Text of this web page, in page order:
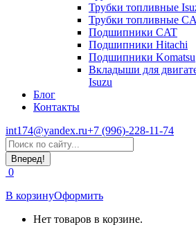
Трубки топливные
Трубки топливные
Подшипники CAT
Подшипники Hitachi
Подшипники Komatsu
Вкладыши для
Isuzu
Блог
Контакты
int174@yandex.ru+7 (996)-228-11-74
Страница
WhatsApp
открывается
в
новом
окне
Поиск:
0
В корзинуОформить
Нет товаров в корзине.